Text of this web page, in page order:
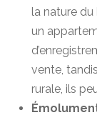
la nature
un
vente,
rurale, ils